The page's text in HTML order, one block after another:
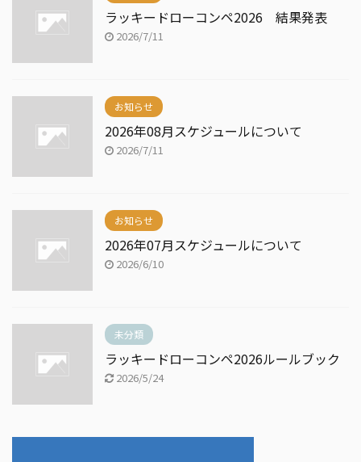
ラッキードローコンペ2026 結果発表
2026/7/11
お知らせ
2026年08月スケジュールについて
2026/7/11
お知らせ
2026年07月スケジュールについて
2026/6/10
未分類
ラッキードローコンペ2026ルールブック
2026/5/24